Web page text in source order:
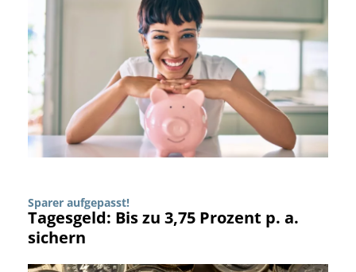
Sparer aufgepasst!
Tagesgeld: Bis zu 3,75 Prozent p. a.
sichern